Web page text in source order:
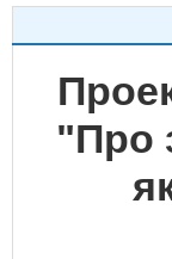
"Про